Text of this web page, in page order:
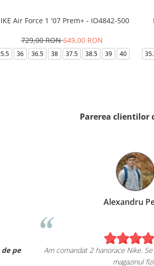
Air Force 1 '07 Prem+ - IO4842-500
729,00 RON649,00 RON
36 36.5 38 37.5 38.5 39 40
Parerea clientilor
pe
Alexandru
Am comandat 2 hanorace Nike.
magazinul